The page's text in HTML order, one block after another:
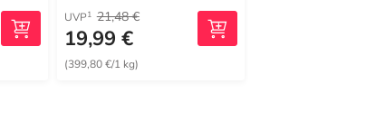
UVP1 21,48 €
19,99 €
(399,80 €/1 kg)